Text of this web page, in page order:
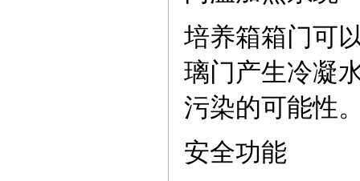
培养箱箱门可
璃门产生冷凝
污染的可能性
安全功能